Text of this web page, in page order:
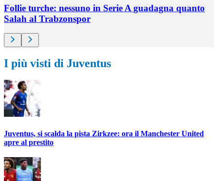
Follie turche: nessuno in Serie A guadagna quanto
Salah al Trabzonspor
I più visti di Juventus
Juventus, si scalda la pista Zirkzee: ora il Manchester United
apre al prestito